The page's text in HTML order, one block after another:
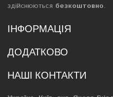
здійснюються безкоштовно.
ІНФОРМАЦІЯ
ДОДАТКОВО
НАШІ КОНТАКТИ